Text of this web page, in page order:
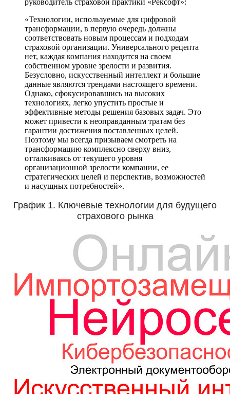
«Технологии, используемые для цифровой
трансформации, в первую очередь должны
соответствовать новым процессам и подходам
страховой организации. Универсального рецепта
нет, каждая компания находится на своем
собственном уровне зрелости и развития.
Безусловно, искусственный интеллект и большие
данные являются трендами настоящего времени.
Однако, сфокусировавшись на высоких
технологиях, легко упустить простые и
эффективные методы решения базовых задач. Это
может привести к неоправданным тратам без
гарантии достижения поставленных целей.
Поэтому мы всегда призываем смотреть на
трансформацию комплексно сверху вниз,
отталкиваясь от текущего уровня
организационной зрелости компании, ее
стратегических целей и перспектив, возможностей
и насущных потребностей».
График 1. Ключевые технологии для будущего
страхового рынка